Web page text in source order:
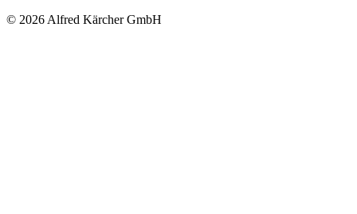
© 2026 Alfred Kärcher GmbH